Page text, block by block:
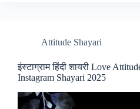
Attitude Shayari
इंस्टाग्राम हिंदी शायरी Love
Instagram Shayari 2025